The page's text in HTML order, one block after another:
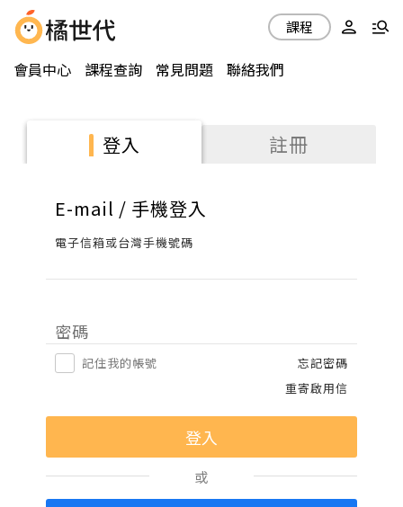
會員中心 課程查詢 常見問題 聯絡我們
課程
登入 註冊
E-mail / 手機登入
電子信箱或台灣手機號碼
密碼
記住我的帳號
忘記密碼
重寄啟用信
或